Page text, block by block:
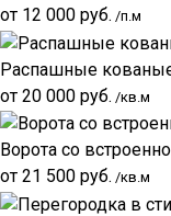
от 12 000 руб. /п.м
Распашные кованые
от 20 000 руб. /кв.м
Ворота со
от 21 500 руб. /кв.м